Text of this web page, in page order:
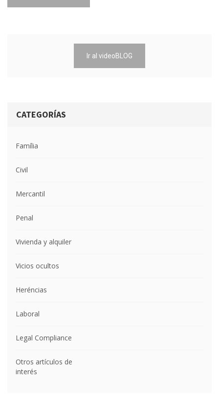
Ir al videoBLOG
CATEGORÍAS
Família
Civil
Mercantil
Penal
Vivienda y alquiler
Vicios ocultos
Heréncias
Laboral
Legal Compliance
Otros artículos de
interés